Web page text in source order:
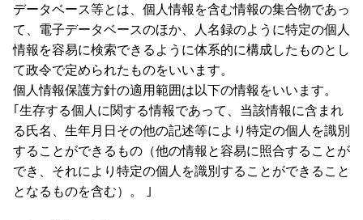
データベース等とは、個人情報を含む情報の集合物であっ
て、電子データベースのほか、人名録のように特定の個人
情報を容易に検索できるように体系的に構成したものとし
て政令で定められたものをいいます。
個人情報保護方針の適用範囲は以下の情報をいいます。
｢生存する個人に関する情報であって、当該情報に含まれ
る氏名、生年月日その他の記述等により特定の個人を識別
することができるもの（他の情報と容易に照合することが
でき、それにより特定の個人を識別することができること
となるものを含む）。 ｣